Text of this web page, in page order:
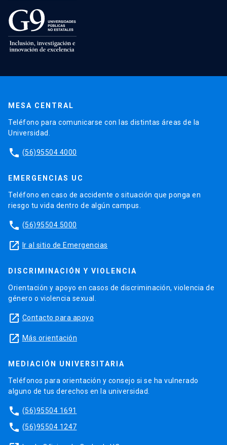
MESA CENTRAL
Teléfono para comunicarse con las distintas áreas de la
Universidad.
phone (56)95504 4000
EMERGENCIAS UC
Teléfono en caso de accidente o situación que ponga en
riesgo tu vida dentro de algún campus.
phone (56)95504 5000
launch Ir al sitio de Emergencias
DISCRIMINACIÓN Y VIOLENCIA
Orientación y apoyo en casos de discriminación, violencia de
género o violencia sexual.
launch Contacto para apoyo
launch Más orientación
MEDIACIÓN UNIVERSITARIA
Teléfonos para orientación y consejo si se ha vulnerado
alguno de tus derechos en la universidad.
phone (56)95504 1691
phone (56)95504 1247